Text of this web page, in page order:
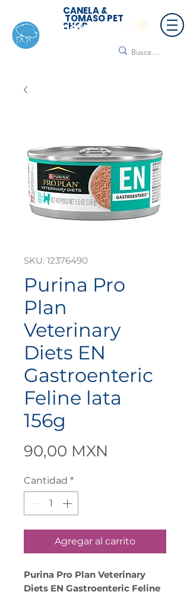
CANELA &
TOMASO PET
SHOP
SKU: 12376490
Purina Pro
Plan
Veterinary
Diets EN
Gastroenteric
Feline lata
156g
90,00 MXN
Cantidad *
Agregar al carrito
Purina Pro Plan Veterinary
Diets EN Gastroenteric Feline